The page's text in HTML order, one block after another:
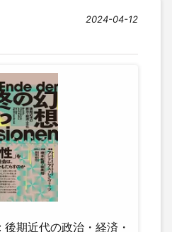
2024-04-12
後期近代の政治・経済・